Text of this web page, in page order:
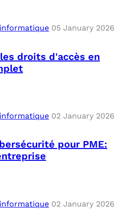
05 January 2026
droits d'accès en
02 January 2026
pour PME:
02 January 2026